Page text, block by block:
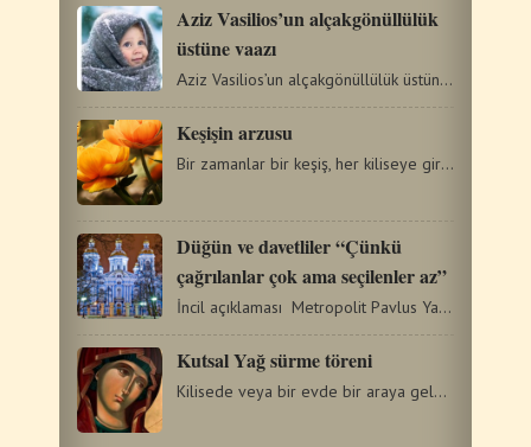
Αziz Vasilios’un alçakgönüllülük
üstüne vaazı
Αziz Vasilios’un alçakgönüllülük üstüne vaazı Bilge…
Keşişin arzusu
Bir zamanlar bir keşiş, her kiliseye girdiğinde ve sunağın…
Düğün ve davetliler “Çünkü
çağrılanlar çok ama seçilenler az”
İncil açıklaması Metropolit Pavlus Yazıcı …
Kutsal Yağ sürme töreni
Kilisede veya bir evde bir araya gelmiş Yedi Papaz tarafından…